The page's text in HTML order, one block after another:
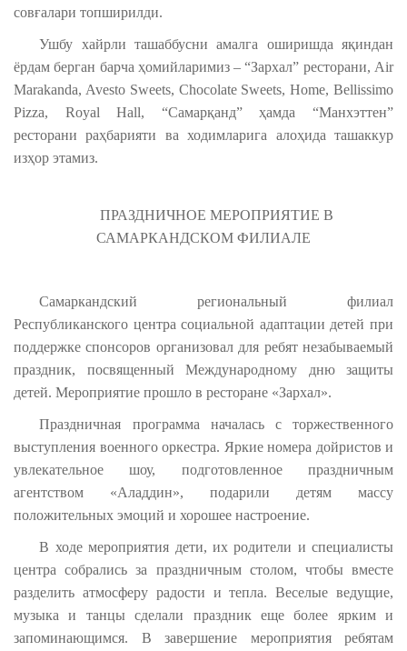
совғалари топширилди.
Ушбу хайрли ташаббусни амалга оширишда яқиндан
ёрдам берган барча ҳомийларимиз – “Зархал” ресторани, Air
Marakanda, Avesto Sweets, Chocolate Sweets, Home, Bellissimo
Pizza, Royal Hall, “Самарқанд” ҳамда “Манхэттен”
ресторани раҳбарияти ва ходимларига алоҳида ташаккур
изҳор этамиз.
ПРАЗДНИЧНОЕ МЕРОПРИЯТИЕ В
САМАРКАНДСКОМ ФИЛИАЛЕ
Самаркандский региональный филиал
Республиканского центра социальной адаптации детей при
поддержке спонсоров организовал для ребят незабываемый
праздник, посвященный Международному дню защиты
детей. Мероприятие прошло в ресторане «Зархал».
Праздничная программа началась с торжественного
выступления военного оркестра. Яркие номера дойристов и
увлекательное шоу, подготовленное праздничным
агентством «Аладдин», подарили детям массу
положительных эмоций и хорошее настроение.
В ходе мероприятия дети, их родители и специалисты
центра собрались за праздничным столом, чтобы вместе
разделить атмосферу радости и тепла. Веселые ведущие,
музыка и танцы сделали праздник еще более ярким и
запоминающимся. В завершение мероприятия ребятам